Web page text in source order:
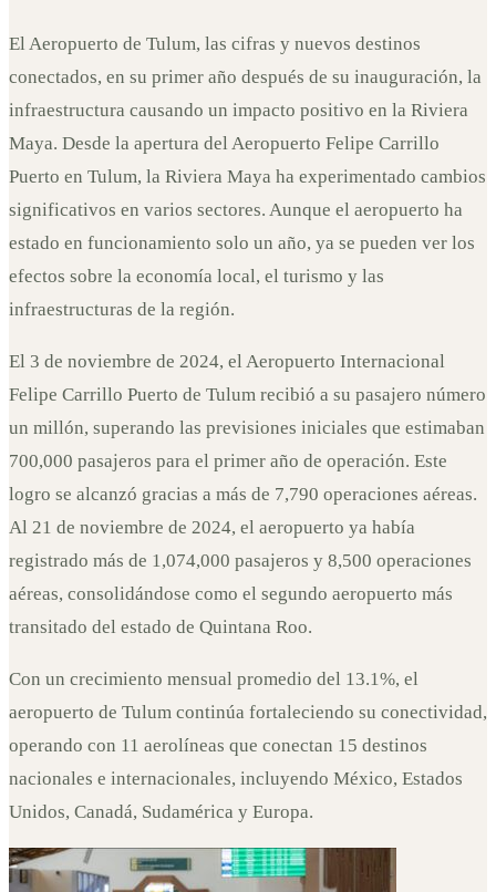
Primer Año
9 de diciembre de 2024
El Aeropuerto de Tulum, las cifras y nuevos destinos
conectados, en su primer año después de su inauguración, la
infraestructura causando un impacto positivo en la Riviera
Maya. Desde la apertura del Aeropuerto Felipe Carrillo
Puerto en Tulum, la Riviera Maya ha experimentado cambios
significativos en varios sectores. Aunque el aeropuerto ha
estado en funcionamiento solo un año, ya se pueden ver los
efectos sobre la economía local, el turismo y las
infraestructuras de la región.
El 3 de noviembre de 2024, el Aeropuerto Internacional
Felipe Carrillo Puerto de Tulum recibió a su pasajero número
un millón, superando las previsiones iniciales que estimaban
700,000 pasajeros para el primer año de operación. Este
logro se alcanzó gracias a más de 7,790 operaciones aéreas.
Al 21 de noviembre de 2024, el aeropuerto ya había
registrado más de 1,074,000 pasajeros y 8,500 operaciones
aéreas, consolidándose como el segundo aeropuerto más
transitado del estado de Quintana Roo.
Con un crecimiento mensual promedio del 13.1%, el
aeropuerto de Tulum continúa fortaleciendo su conectividad,
operando con 11 aerolíneas que conectan 15 destinos
nacionales e internacionales, incluyendo México, Estados
Unidos, Canadá, Sudamérica y Europa.